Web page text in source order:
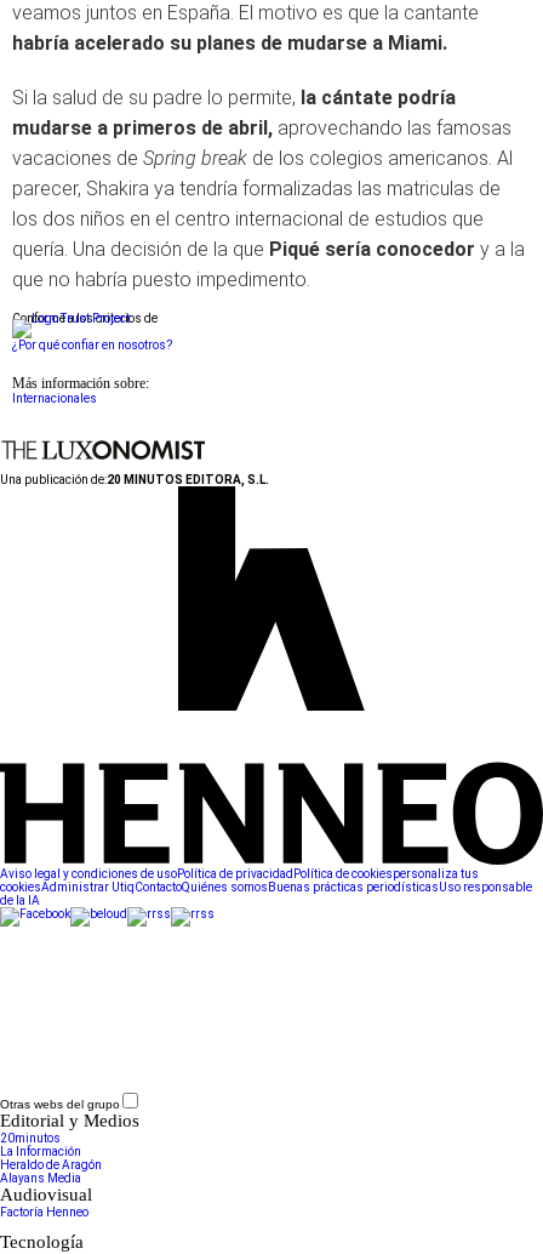
veamos juntos en España. El motivo es que la cantante
habría acelerado su planes de mudarse a Miami.
Si la salud de su padre lo permite, la cántate podría
mudarse a primeros de abril, aprovechando las famosas
vacaciones de Spring break de los colegios americanos. Al
parecer, Shakira ya tendría formalizadas las matriculas de
los dos niños en el centro internacional de estudios que
quería. Una decisión de la que Piqué sería conocedor y a la
que no habría puesto impedimento.
Conforme a los criterios de
¿Por qué confiar en nosotros?
Más información sobre:
Internacionales
Una publicación de:20 MINUTOS EDITORA, S.L.
Aviso legal y condiciones de usoPolítica de privacidad Política de cookiespersonaliza tus
cookiesAdministrar UtiqContactoQuiénes somos Buenas prácticas periodísticasUso responsable
de la IA
Otras webs del grupo
Editorial y Medios
20minutos
La Información
Heraldo de Aragón
Alayans Media
Audiovisual
Factoría Henneo
Tecnología